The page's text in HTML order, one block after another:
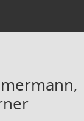
navigation